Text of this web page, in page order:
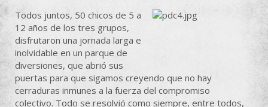
Todos juntos, 50 chicos de 5 a
12 años de los tres grupos,
disfrutaron una jornada larga e
inolvidable en un parque de
diversiones, que abrió sus
puertas para que sigamos creyendo que no hay
cerraduras inmunes a la fuerza del compromiso
colectivo. Todo se resolvió como siempre, entre todos,